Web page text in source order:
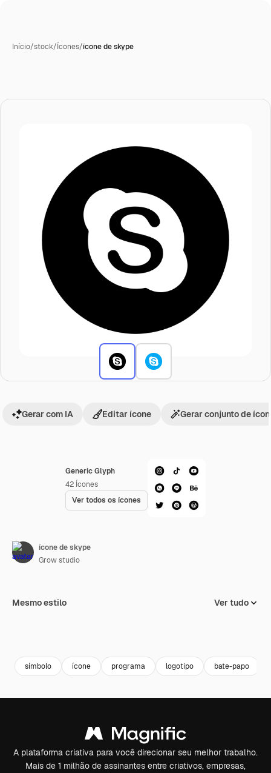
Início/stock/Ícones/ícone de skype
Generic Glyph
42 Ícones
Ver todos os ícones
Gerar com IA Editar ícone Gerar conjunto de
ícone de skype
Grow studio
Mesmo estilo Ver tudo
símbolo ícone programa logotipo bate-papo
A plataforma criativa para você direcionar seu melhor trabalho.
Mais de 1 milhão de assinantes entre criativos, empresas,